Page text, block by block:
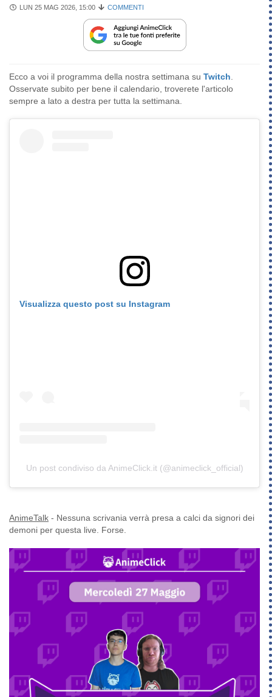
LUN 25 MAG 2026, 15:00 COMMENTI
Ecco a voi il programma della nostra settimana su Twitch.
Osservate subito per bene il calendario, troverete l'articolo
sempre a lato a destra per tutta la settimana.
Visualizza questo post su Instagram
Un post condiviso da AnimeClick.it (@animeclick_official)
AnimeTalk - Nessuna scrivania verrà presa a calci da signori dei
demoni per questa live. Forse.